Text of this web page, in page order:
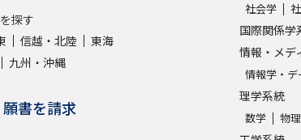
探す
信越・北陸
東海
九州・沖縄
書を請求
社会学
国際関係学
情報・メデ
情報学・デ
理学系統
数学 物